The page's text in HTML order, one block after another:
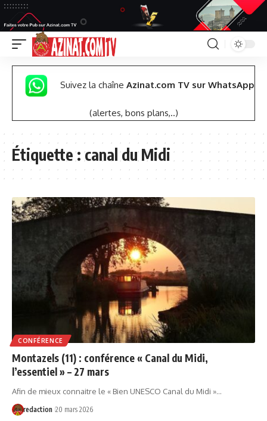
Suivez la chaîne Azinat.com TV sur WhatsApp
(alertes, bons plans,..)
Étiquette :canal du Midi
CONFÉRENCE
Montazels (11) : conférence « Canal du Midi,
l’essentiel » – 27 mars
Afin de mieux connaitre le « Bien UNESCO Canal du Midi »…
redaction 20 mars 2026